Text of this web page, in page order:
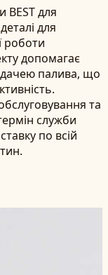
для
для
роботи
допомагає
палива, що
та
служби
по всій